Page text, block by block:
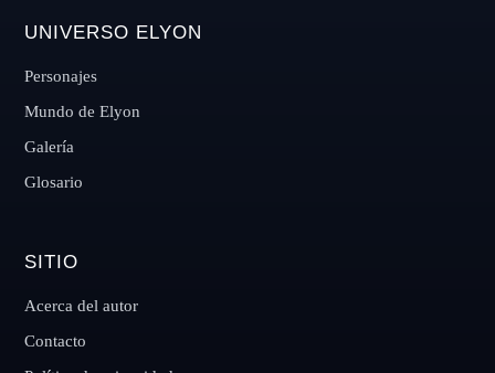
UNIVERSO ELYON
Personajes
Mundo de Elyon
Galería
Glosario
SITIO
Acerca del autor
Contacto